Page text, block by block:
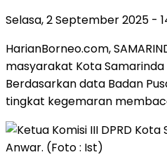
Selasa, 2 September 2025 -
HarianBorneo.com,
masyarakat Kota
Berdasarkan data Badan
tingkat kegemaran